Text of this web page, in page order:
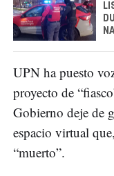
UPN ha puesto
proyecto de
Gobierno deje de
espacio virtual
“muerto”.